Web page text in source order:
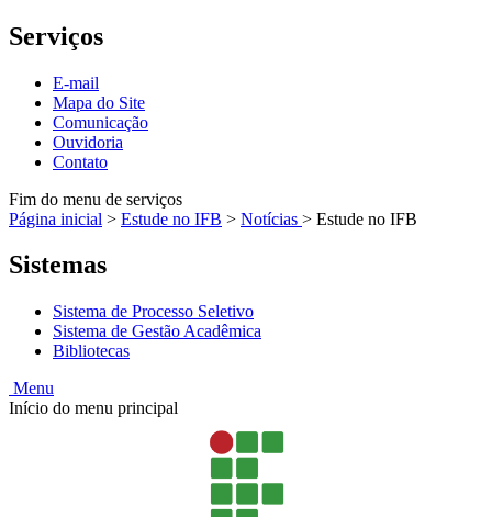
Serviços
E-mail
Mapa do Site
Comunicação
Ouvidoria
Contato
Fim do menu de serviços
Página inicial > Estude no IFB > Notícias > Estude no IFB
Sistemas
Sistema de Processo Seletivo
Sistema de Gestão Acadêmica
Bibliotecas
Menu
Início do menu principal